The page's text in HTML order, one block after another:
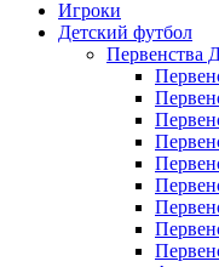
Игроки
Детский футбол